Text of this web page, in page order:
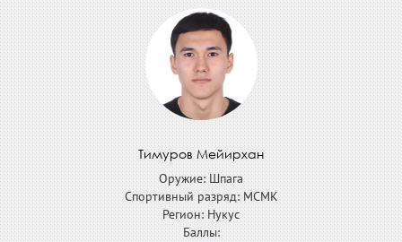
Тимуров Мейирхан
Оружие: Шпага
Спортивный разряд: МСМК
Регион: Нукус
Баллы: